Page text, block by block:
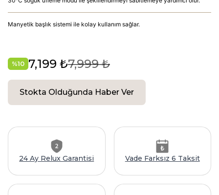
Manyetik başlık sistemi ile kolay kullanım sağlar.
%10 7,199 ₺7,999 ₺
Stokta Olduğunda Haber Ver
24 Ay Relux Garantisi Vade Farksız 6 Taksit